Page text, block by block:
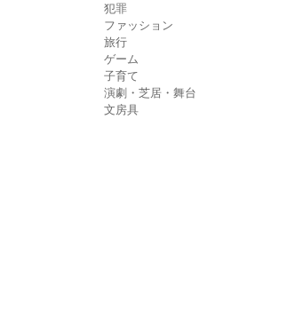
犯罪
ファッション
旅行
ゲーム
子育て
演劇・芝居・舞台
文房具